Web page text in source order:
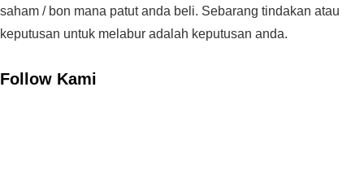
saham / bon mana patut anda beli. Sebarang tindakan atau
keputusan untuk melabur adalah keputusan anda.
Follow Kami